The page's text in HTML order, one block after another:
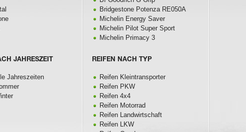
Bridgestone Potenza RE050A
Michelin Energy Saver
Michelin Pilot Super Sport
Michelin Primacy 3
JAHRESZEIT
Jahreszeiten
REIFEN NACH TYP
Reifen Kleintransporter
Reifen PKW
Reifen 4x4
Reifen Motorrad
Reifen Landwirtschaft
Reifen LKW